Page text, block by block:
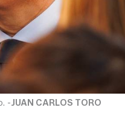
-JUAN CARLOS TORO